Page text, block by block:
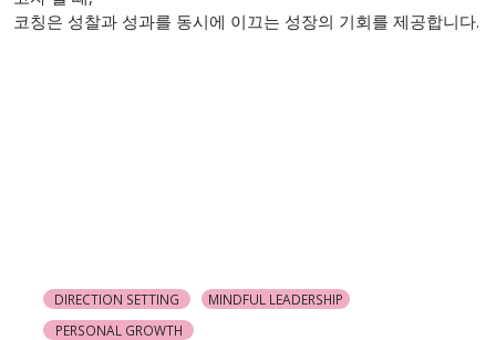
코칭은 성찰과 성과를 동시에 이끄는 성장의 기회를 제공합니다.
PERSONAL GROWTH
DIRECTION SETTING MINDFUL LEADERSHIP